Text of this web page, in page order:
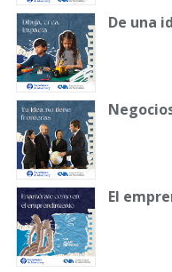
De una
El